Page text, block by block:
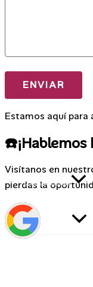
Materiales
Estamos aquí para
☎️¡Hablemos
Visítanos en
pierdas la